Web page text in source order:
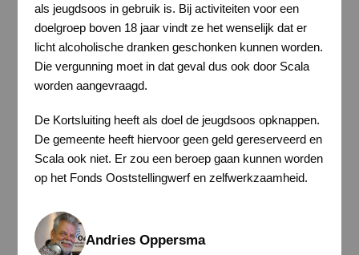
als jeugdsoos in gebruik is. Bij activiteiten voor een
doelgroep boven 18 jaar vindt ze het wenselijk dat er
licht alcoholische dranken geschonken kunnen worden.
Die vergunning moet in dat geval dus ook door Scala
worden aangevraagd.
De Kortsluiting heeft als doel de jeugdsoos opknappen.
De gemeente heeft hiervoor geen geld gereserveerd en
Scala ook niet. Er zou een beroep gaan kunnen worden
op het Fonds Ooststellingwerf en zelfwerkzaamheid.
Andries Oppersma